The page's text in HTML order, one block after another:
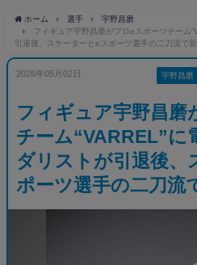
ホーム 選手
宇野昌磨
フィギュア宇野昌磨がプロeスポーツチーム
引退後、スケーターとeスポーツ選手の二刀流で新
2026年05月02日 宇野昌磨
フィギュア宇野昌磨
チーム“VARREL”に
ダリストが引退後、
ポーツ選手の二刀流